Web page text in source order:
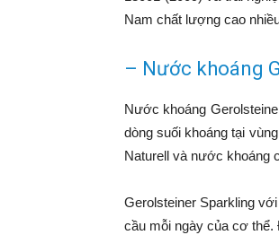
Nam chất lượng cao
– Nước khoáng
Nước khoáng
dòng suối khoáng tại
Naturell và nước khoáng
Gerolsteiner Sparkling
cầu mỗi ngày của cơ thể.